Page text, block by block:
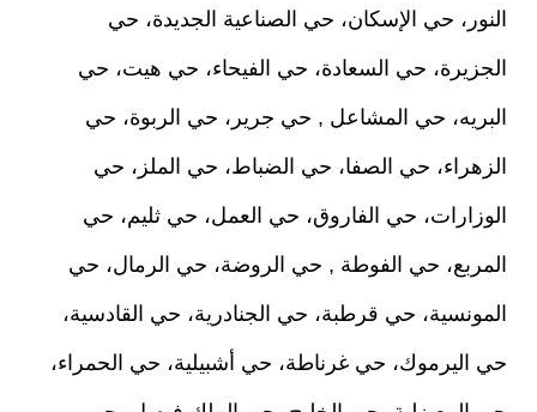
النور، حي الإسكان، حي الصناعية الجديدة، حي
الجزيرة، حي السعادة، حي الفيحاء، حي هيت، حي
البريه، حي المشاعل , حي جرير، حي الربوة، حي
الزهراء، حي الصفا، حي الضباط، حي الملز، حي
الوزارات، حي الفاروق، حي العمل، حي ثليم، حي
المربع، حي الفوطة , حي الروضة، حي الرمال، حي
المونسية، حي قرطبة، حي الجنادرية، حي القادسية،
حي اليرموك، حي غرناطة، حي أشبيلية، حي الحمراء،